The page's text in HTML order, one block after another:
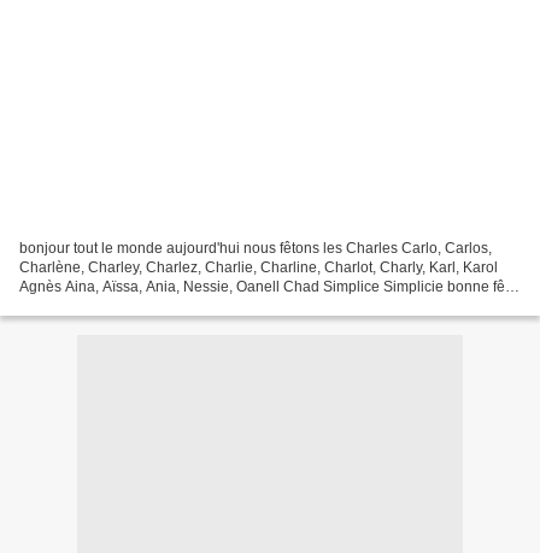
bonjour tout le monde aujourd'hui nous fêtons les Charles Carlo, Carlos,
Charlène, Charley, Charlez, Charlie, Charline, Charlot, Charly, Karl, Karol
Agnès Aina, Aïssa, Ania, Nessie, Oanell Chad Simplice Simplicie bonne fête